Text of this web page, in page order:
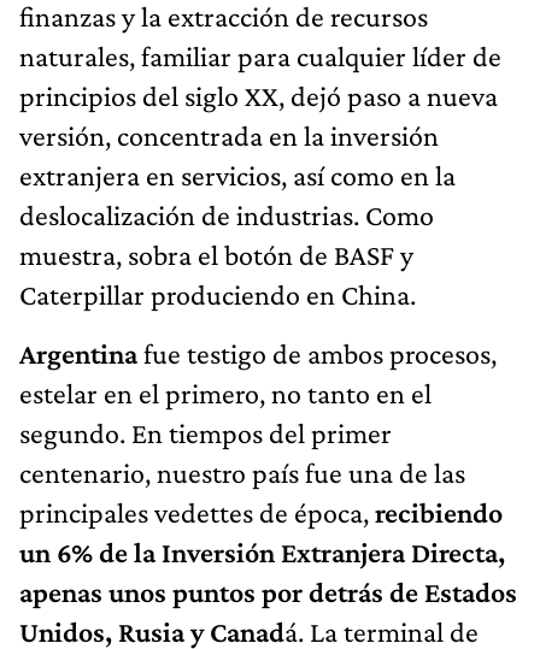
finanzas y la extracción de recursos
naturales, familiar para cualquier líder de
principios del siglo XX, dejó paso a nueva
versión, concentrada en la inversión
extranjera en servicios, así como en la
deslocalización de industrias. Como
muestra, sobra el botón de BASF y
Caterpillar produciendo en China.
Argentinafue testigo de ambos procesos,
estelar en el primero, no tanto en el
segundo. En tiempos del primer
centenario, nuestro país fue una de las
principales vedettes de época,recibiendo
un 6% de la Inversión Extranjera Directa,
apenas unos puntos por detrás de Estados
Unidos, Rusia y Canadá. La terminal de